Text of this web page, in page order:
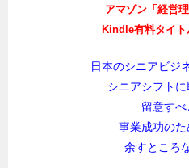
アマゾン「経営
Kindle有料タイト
日本のシニアビジ
シニアシフト
留意す
事業成功の
余すところ